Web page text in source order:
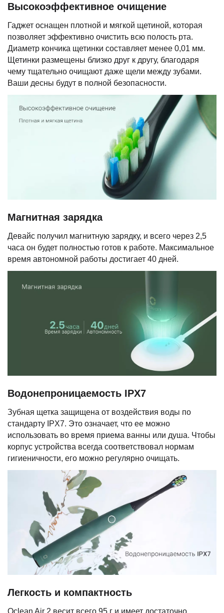
Высокоэффективное очищение
Гаджет оснащен плотной и мягкой щетиной, которая
позволяет эффективно очистить всю полость рта.
Диаметр кончика щетинки составляет менее 0,01 мм.
Щетинки размещены близко друг к другу, благодаря
чему тщательно очищают даже щели между зубами.
Ваши десны будут в полной безопасности.
Магнитная зарядка
Девайс получил магнитную зарядку, и всего через 2,5
часа он будет полностью готов к работе. Максимальное
время автономной работы достигает 40 дней.
Водонепроницаемость IPX7
Зубная щетка защищена от воздействия воды по
стандарту IPX7. Это означает, что ее можно
использовать во время приема ванны или душа. Чтобы
корпус устройства всегда соответствовал нормам
гигиеничности, его можно регулярно очищать.
Легкость и компактность
Oclean Air 2 весит всего 95 г и имеет достаточно